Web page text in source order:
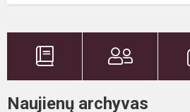
Naujienų archyvas